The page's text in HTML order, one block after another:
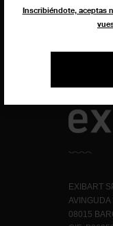
Inscribiéndote, aceptas
Francesca
EXIBART
AVINGUDA
08015